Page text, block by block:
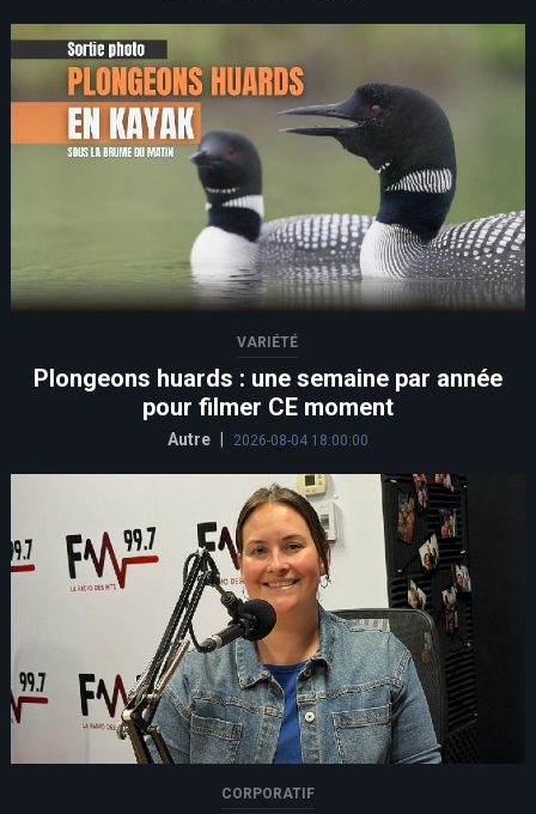
VARIÉTÉ
Plongeons huards : une semaine par année
pour filmer CE moment
Autre 2026-08-04 18:00:00
CORPORATIF